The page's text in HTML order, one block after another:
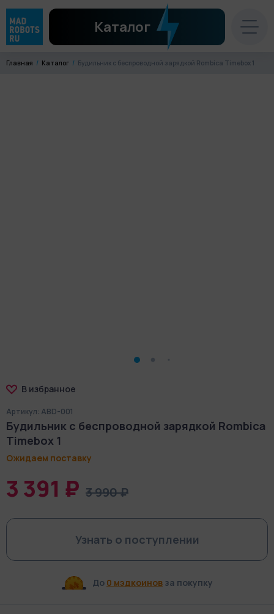
Каталог
Главная Каталог Будильник с беспроводной зарядкой Rombica Timebox 1
В избранное
Артикул: ABD-001
Будильник с беспроводной зарядкой Rombica
Timebox 1
Ожидаем поставку
3 391 ₽ 3 990 ₽
Узнать о поступлении
До 0 мэдкоиновза покупку